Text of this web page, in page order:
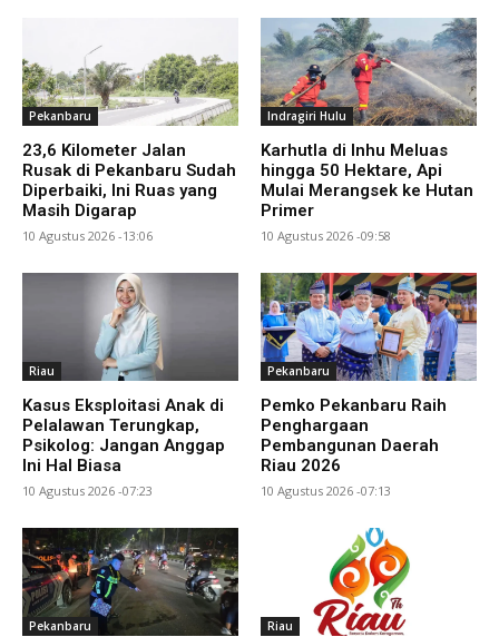
Pekanbaru
23,6 Kilometer Jalan
Rusak di Pekanbaru Sudah
Diperbaiki, Ini Ruas yang
Masih Digarap
10 Agustus 2026 -13:06
Indragiri Hulu
Karhutla di Inhu Meluas
hingga 50 Hektare, Api
Mulai Merangsek ke Hutan
Primer
10 Agustus 2026 -09:58
Riau
Kasus Eksploitasi Anak di
Pelalawan Terungkap,
Psikolog: Jangan Anggap
Ini Hal Biasa
10 Agustus 2026 -07:23
Pekanbaru
Pemko Pekanbaru Raih
Penghargaan
Pembangunan Daerah
Riau 2026
10 Agustus 2026 -07:13
Pekanbaru Riau